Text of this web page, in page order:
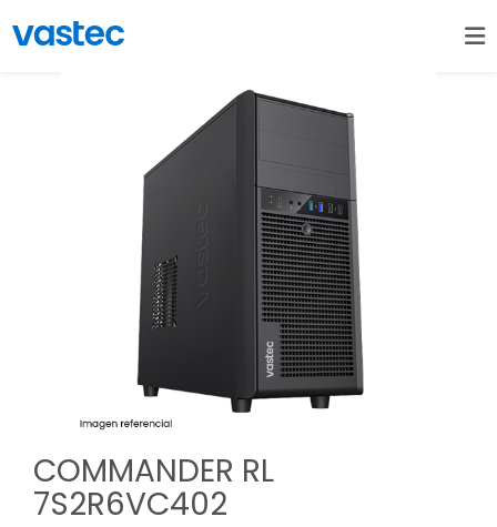
COMMANDER RL
7S2R6VC402